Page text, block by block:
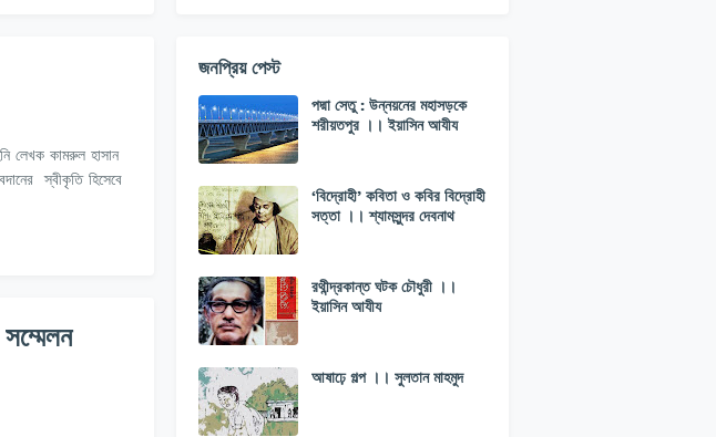
লেখক কামরুল হাসান
স্বীকৃতি হিসেবে
জনপ্রিয় পেস্ট
পদ্মা সেতু : উন্নয়নের মহাসড়কে
শরীয়তপুর ।। ইয়াসিন আযীয
‘বিদ্রোহী’ কবিতা ও কবির বিদ্রোহী
সত্তা ।। শ্যামসুন্দর দেবনাথ
রথীন্দ্রকান্ত ঘটক চৌধুরী ।।
ইয়াসিন আযীয
আষাঢ়ে গল্প ।। সুলতান মাহমুদ